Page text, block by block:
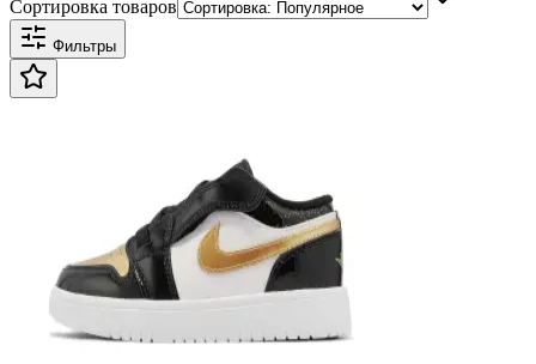
Сортировка товаров
Фильтры